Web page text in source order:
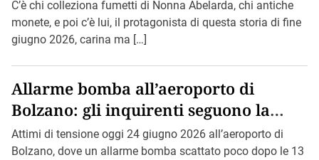
C’è chi colleziona fumetti di Nonna Abelarda, chi antiche
monete, e poi c’è lui, il protagonista di questa storia di fine
giugno 2026, carina ma […]
Allarme bomba all’aeroporto di
Bolzano: gli inquirenti seguono la
pista di Bin Loden.
Attimi di tensione oggi 24 giugno 2026 all’aeroporto di
Bolzano, dove un allarme bomba scattato poco dopo le 13